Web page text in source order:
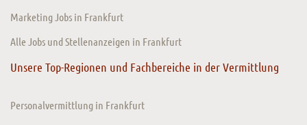
Marketing Jobs in Frankfurt
Alle Jobs und Stellenanzeigen in Frankfurt
Unsere Top-Regionen und Fachbereiche in der Vermittlung
Personalvermittlung in Frankfurt